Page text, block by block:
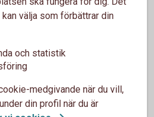
ömsesidig
välja som förbättrar din
och statistik
medgivande när du vill,
din profil när du är